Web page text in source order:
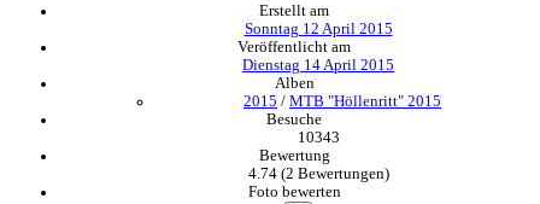
Erstellt am
Sonntag 12 April 2015
Veröffentlicht am
Dienstag 14 April 2015
Alben
2015 / MTB "Höllenritt" 2015
Besuche
10343
Bewertung
4.74 (2 Bewertungen)
Foto bewerten